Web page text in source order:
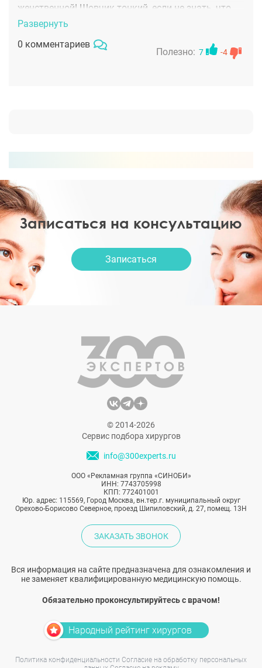
женственной! Шовчик тонкий, если не знать, что
была операция и не заметишь его! Да и в целом
Развернуть
0 комментариев
Полезно: 7 -4
Записаться на консультацию
Записаться
© 2014-2026
Сервис подбора хирургов
info@300experts.ru
ООО «Рекламная группа «СИНОБИ»
ИНН: 7743705998
КПП: 772401001
Юр. адрес: 115569, Город Москва, вн.тер.г. муниципальный округ
Орехово-Борисово Северное, проезд Шипиловский, д. 27, помещ. 13Н
ЗАКАЗАТЬ ЗВОНОК
Вся информация на сайте предназначена для ознакомления и
не заменяет квалифицированную медицинскую помощь.
Обязательно проконсультируйтесь с врачом!
Народный рейтинг хирургов
Политика конфиденциальности Согласие на обработку персональных